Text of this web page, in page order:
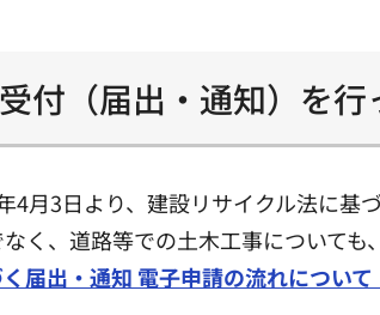
付（届出・通知）を行
4月3日より、建設リサイクル法に
く、道路等での土木工事についても
届出・通知 電子申請の流れについて